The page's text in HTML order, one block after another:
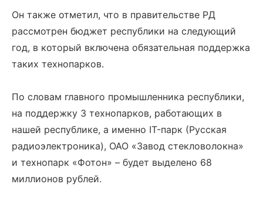
Он также отметил, что в правительстве РД
рассмотрен бюджет республики на следующий
год, в который включена обязательная поддержка
таких технопарков.
По словам главного промышленника республики,
на поддержку 3 технопарков, работающих в
нашей республике, а именно IT-парк (Русская
радиоэлектроника), ОАО «Завод стекловолокна»
и технопарк «Фотон» – будет выделено 68
миллионов рублей.